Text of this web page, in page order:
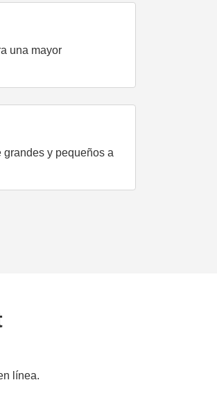
una mayor
y pequeños a
línea.